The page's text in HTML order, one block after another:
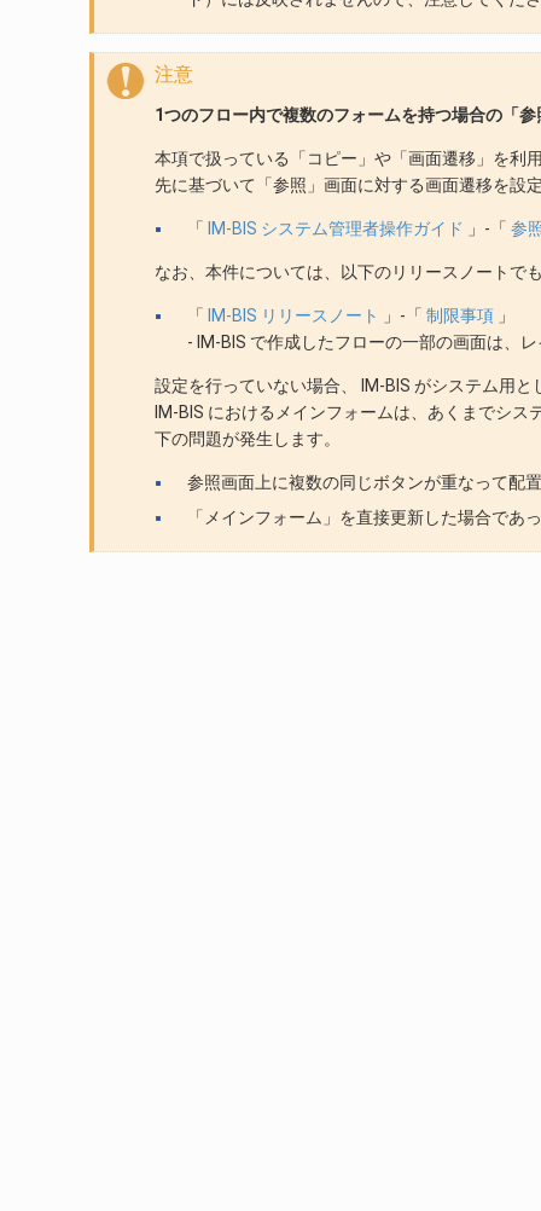
注意
1つのフロー内で複数のフォームを持つ場合の「
本項で扱っている「コピー」や「画面遷移」を利
先に基づいて「参照」画面に対する画面遷移を設
「 IM-BIS システム管理者操作ガイド 」-「 参
なお、本件については、以下のリリースノートで
「 IM-BIS リリースノート 」-「 制限事項」
- IM-BIS で作成したフローの一部の画面は、
設定を行っていない場合、 IM-BIS がシステム用
IM-BIS におけるメインフォームは、あくまでシ
下の問題が発生します。
参照画面上に複数の同じボタンが重なって配
「メインフォーム」を直接更新した場合で